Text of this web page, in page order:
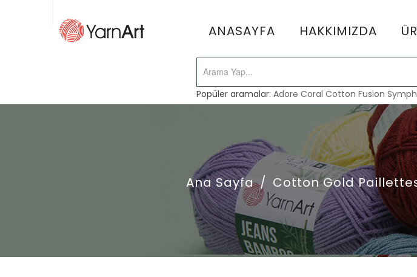
ANASAYFA HAKKIMIZDA
Popüler aramalar:Adore Coral Cotton Fusion
Ana Sayfa / Cotton Gold